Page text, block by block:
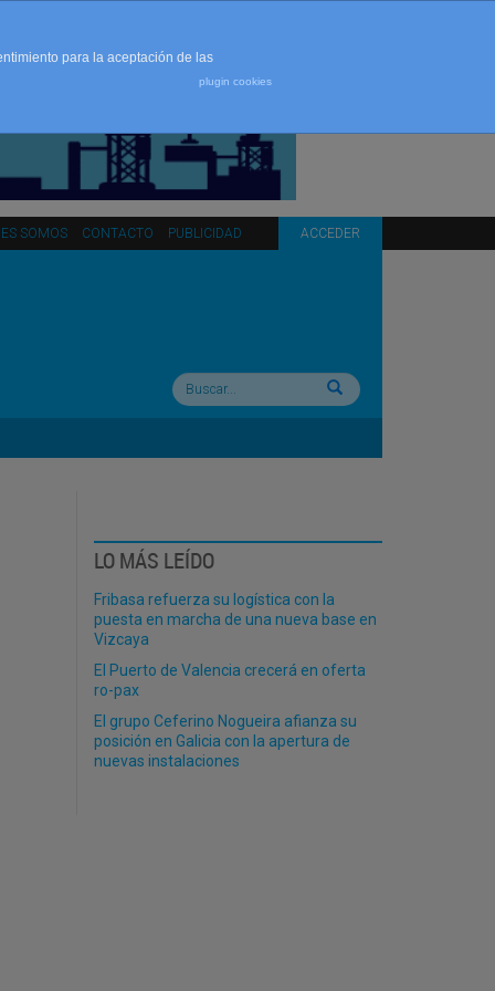
SOMOS CONTACTO PUBLICIDAD ACCEDER
Buscar:
LO MÁS LEÍDO
Fribasa refuerza su logística con la
puesta en marcha de una nueva base en
Vizcaya
El Puerto de Valencia crecerá en oferta
ro-pax
El grupo Ceferino Nogueira afianza su
posición en Galicia con la apertura de
nuevas instalaciones
para la aceptación de las
plugin cookies